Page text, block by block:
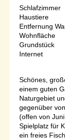
Schlafzimmer
Haustiere
Entfernung
Wohnfläche
Grundstück
Internet
Schönes,
einem guten
Naturgebiet
gegenüber
(offen von
Spielplatz für
ein freies